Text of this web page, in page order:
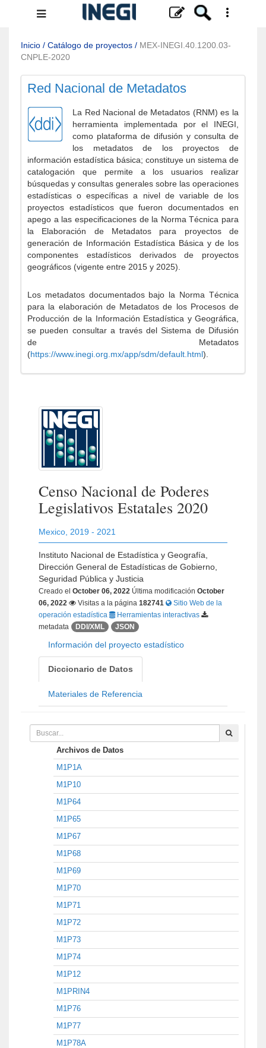
Menú
navegación
Inicio / Catálogo de proyectos / MEX-INEGI.40.1200.03-
CNPLE-2020
Red Nacional de Metadatos
La Red Nacional de Metadatos (RNM) es la
herramienta implementada por el INEGI,
como plataforma de difusión y consulta de
los metadatos de los proyectos de
información estadística básica; constituye un sistema de
catalogación que permite a los usuarios realizar
búsquedas y consultas generales sobre las operaciones
estadísticas o específicas a nivel de variable de los
proyectos estadísticos que fueron documentados en
apego a las especificaciones de la Norma Técnica para
la Elaboración de Metadatos para proyectos de
generación de Información Estadística Básica y de los
componentes estadísticos derivados de proyectos
geográficos (vigente entre 2015 y 2025).
Los metadatos documentados bajo la Norma Técnica
para la elaboración de Metadatos de los Procesos de
Producción de la Información Estadística y Geográfica,
se pueden consultar a través del Sistema de Difusión
de Metadatos
(https://www.inegi.org.mx/app/sdm/default.html).
Censo Nacional de Poderes
Legislativos Estatales 2020
Mexico 2019 - 2021
Instituto Nacional de Estadística y Geografía,
Dirección General de Estadísticas de Gobierno,
Seguridad Pública y Justicia
Creado el October 06, 2022 Última modificación October
06, 2022
Visitas a la página 182741
Sitio Web de la
operación estadística
Herramientas interactivas
metadata
DDI/XML JSON
Información del proyecto estadístico
Diccionario de Datos
Materiales de Referencia
Archivos de Datos
M1P1A
M1P10
M1P64
M1P65
M1P67
M1P68
M1P69
M1P70
M1P71
M1P72
M1P73
M1P74
M1P12
M1PRIN4
M1P76
M1P77
M1P78A